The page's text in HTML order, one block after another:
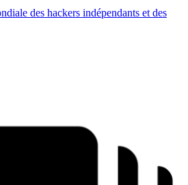
des hackers indépendants et des